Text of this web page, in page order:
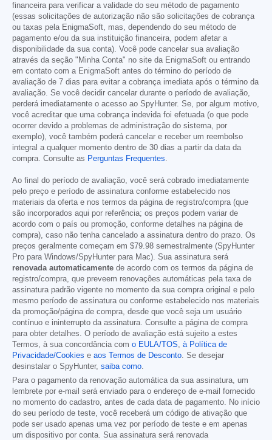
financeira para verificar a validade do seu método de pagamento
(essas solicitações de autorização não são solicitações de cobrança
ou taxas pela EnigmaSoft, mas, dependendo do seu método de
pagamento e/ou da sua instituição financeira, podem afetar a
disponibilidade da sua conta). Você pode cancelar sua avaliação
através da seção "Minha Conta" no site da EnigmaSoft ou entrando
em contato com a EnigmaSoft antes do término do período de
avaliação de 7 dias para evitar a cobrança imediata após o término da
avaliação. Se você decidir cancelar durante o período de avaliação,
perderá imediatamente o acesso ao SpyHunter. Se, por algum motivo,
você acreditar que uma cobrança indevida foi efetuada (o que pode
ocorrer devido a problemas de administração do sistema, por
exemplo), você também poderá cancelar e receber um reembolso
integral a qualquer momento dentro de 30 dias a partir da data da
compra. Consulte as Perguntas Frequentes.
Ao final do período de avaliação, você será cobrado imediatamente
pelo preço e período de assinatura conforme estabelecido nos
materiais da oferta e nos termos da página de registro/compra (que
são incorporados aqui por referência; os preços podem variar de
acordo com o país ou promoção, conforme detalhes na página de
compra), caso não tenha cancelado a assinatura dentro do prazo. Os
preços geralmente começam em $79.98 semestralmente (SpyHunter
Pro para Windows/SpyHunter para Mac). Sua assinatura será
renovada automaticamente de acordo com os termos da página de
registro/compra, que preveem renovações automáticas pela taxa de
assinatura padrão vigente no momento da sua compra original e pelo
mesmo período de assinatura ou conforme estabelecido nos materiais
da promoção/página de compra, desde que você seja um usuário
contínuo e ininterrupto da assinatura. Consulte a página de compra
para obter detalhes. O período de avaliação está sujeito a estes
Termos, à sua concordância com o EULA/TOS, à Política de
Privacidade/Cookies e aos Termos de Desconto. Se desejar
desinstalar o SpyHunter, saiba como.
Para o pagamento da renovação automática da sua assinatura, um
lembrete por e-mail será enviado para o endereço de e-mail fornecido
no momento do cadastro, antes de cada data de pagamento. No início
do seu período de teste, você receberá um código de ativação que
pode ser usado apenas uma vez por período de teste e em apenas
um dispositivo por conta. Sua assinatura será renovada